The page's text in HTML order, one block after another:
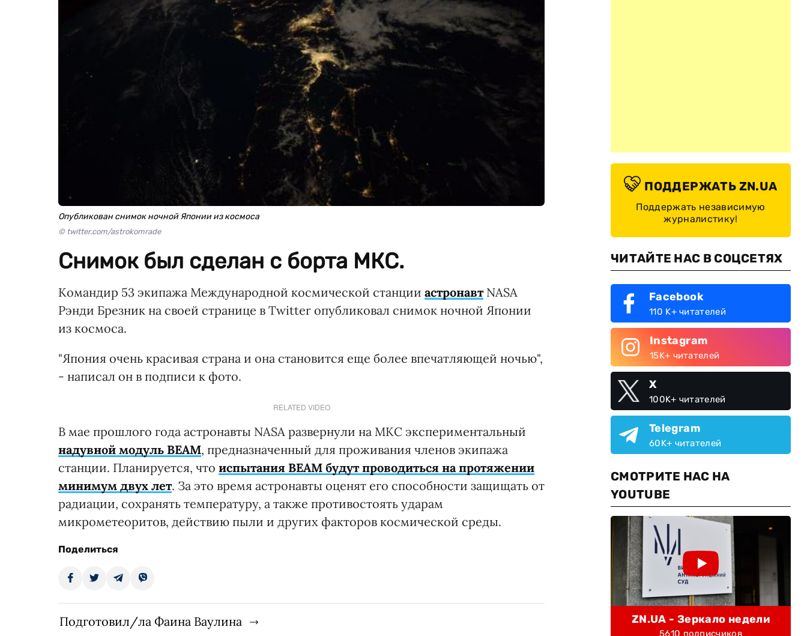
Опубликован снимок ночной Японии из космоса
© twitter.com/astrokomrade
Снимок был сделан с борта МКС.
Командир 53 экипажа Международной космической станции астронавтNASA
Рэнди Брезник на своей странице в Twitter опубликовал снимок ночной Японии
из космоса.
"Япония очень красивая страна и она становится еще более впечатляющей ночью",
- написал он в подписи к фото.
RELATED VIDEO
В мае прошлого года астронавты NASA развернули на МКС экспериментальный
надувной модуль ВEAM, предназначенный для проживания членов экипажа
станции. Планируется, что испытания ВЕАМ будут проводиться на протяжении
минимум двух лет. За это время астронавты оценят его способности защищать от
радиации, сохранять температуру, а также противостоять ударам
микрометеоритов, действию пыли и других факторов космической среды.
Поделиться
Подготовил/ла Фаина Ваулина
ПОДДЕРЖАТЬ ZN.UA
Поддержать независимую
журналистику!
ЧИТАЙТЕ НАС В СОЦСЕТЯХ
Facebook
110 K+ читателей
Instagram
15K+ читателей
X
100K+ читателей
Telegram
60K+ читателей
СМОТРИТЕ НАС НА
YOUTUBE
ZN.UA - Зеркало недели
5610 подписчиков